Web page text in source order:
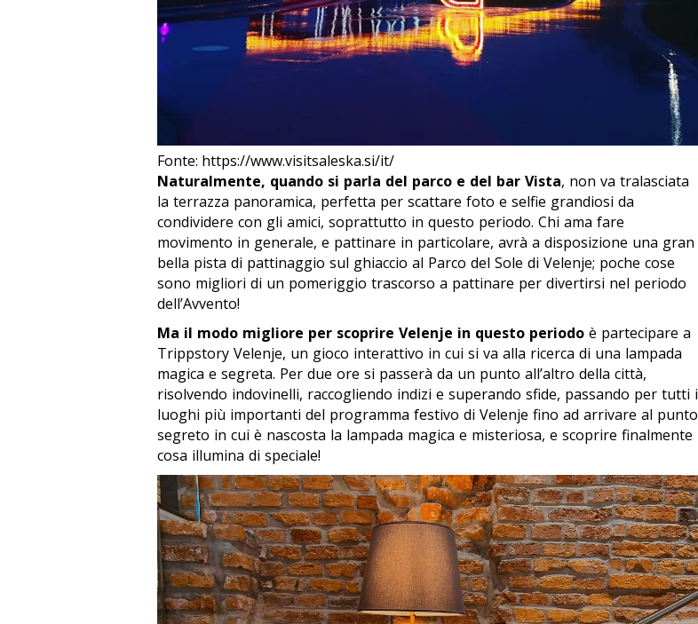
Fonte: https://www.visitsaleska.si/it/
Naturalmente, quando si parla del parco e del bar Vista, non va tralasciata
la terrazza panoramica, perfetta per scattare foto e selfie grandiosi da
condividere con gli amici, soprattutto in questo periodo. Chi ama fare
movimento in generale, e pattinare in particolare, avrà a disposizione una gran
bella pista di pattinaggio sul ghiaccio al Parco del Sole di Velenje; poche cose
sono migliori di un pomeriggio trascorso a pattinare per divertirsi nel periodo
dell’Avvento!
Ma il modo migliore per scoprire Velenje in questo periodo è partecipare a
Trippstory Velenje, un gioco interattivo in cui si va alla ricerca di una lampada
magica e segreta. Per due ore si passerà da un punto all’altro della città,
risolvendo indovinelli, raccogliendo indizi e superando sfide, passando per tutti i
luoghi più importanti del programma festivo di Velenje fino ad arrivare al punto
segreto in cui è nascosta la lampada magica e misteriosa, e scoprire finalmente
cosa illumina di speciale!